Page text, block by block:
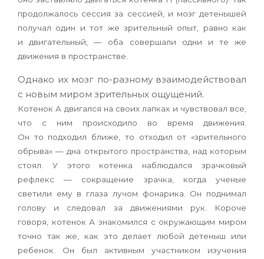
продолжалось сессия за сессией, и мозг детенышей
получал один и тот же зрительный опыт, равно как
и двигательный, — оба совершали одни и те же
движения в пространстве.
Однако их мозг по-разному взаимодействовал
с новым миром зрительных ощущений.
Котенок А двигался на своих лапках и чувствовал все,
что с ним происходило во время движения.
Он то подходил ближе, то отходил от «зрительного
обрыва» — дна открытого пространства, над которым
стоял. У этого котенка наблюдался зрачковый
рефлекс — сокращение зрачка, когда ученые
светили ему в глаза лучом фонарика. Он поднимал
голову и следовал за движениями рук. Короче
говоря, котенок А знакомился с окружающим миром
точно так же, как это делает любой детеныш или
ребенок. Он был активным участником изучения